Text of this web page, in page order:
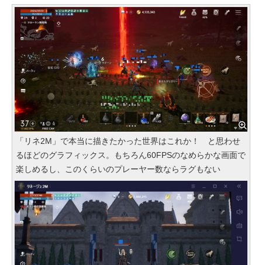
「リネ2M」で本当に描きたかった世界はこれか！ と思わせ
るほどのグラフィックス。もちろん60FPSのなめらかな画面で
楽しめるし、このくらいのプレーヤー数ならラグもない